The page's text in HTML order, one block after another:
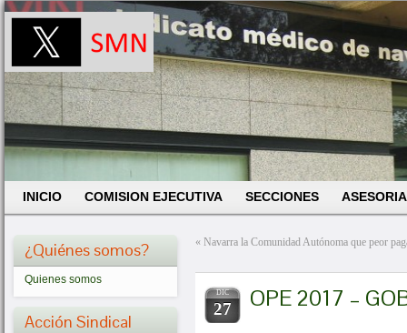
INICIO COMISION EJECUTIVA SECCIONES
¿Quiénes somos?
Quienes somos
Acción Sindical
« Navarra la Comunidad Autónoma que peor
DIC
27 OPE 2017 –